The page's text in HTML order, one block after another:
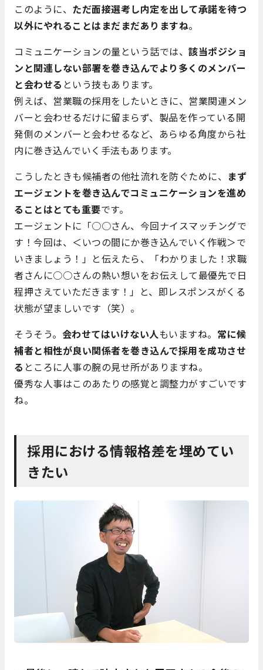
このように、 ただ面接選考し内定を出して承諾を待つ
以外にやれることはまだまだありますね。
コミュニケーションの量という話では、 該当ポジショ
ンと関連しない部署を巻き込んでより多くのメンバー
と会わせる という技もあります。
例えば、営業職の採用をしたいときに、営業関連メン
バーと会わせるだけに留まらず、製品を作っている開
発側のメンバーと会わせるなど、あらゆる角度から社
内に巻き込んでいく手法もあります。
こうしたときも候補者の他社流れを防ぐために、 まず
エージェントを巻き込んでコミュニケーションを進め
ることはとても重要です。
エージェントに「○○さん、今回ナイスマッチングで
す！今回は、＜いつの間にか巻き込んでいく作戦＞で
いきましょう！」と伝えたら、「わかりました！求職
者さんに○○さんの熱い想いをお伝えして最優先で日
程押さえていただきます！」と、即レスポンスがくる
状態が望ましいです（笑）。
そうそう。 会わせてはいけない人もいますね。 常に候
補者と相性が良い関係者を巻き込んで採用を成功させ
る ところに人事の腕の見せ所がありますね。
優秀な人事はこのあたりの感覚と調整力がすごいです
ね。
採用における情報格差を埋めてい
きたい